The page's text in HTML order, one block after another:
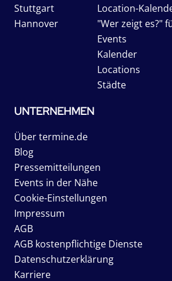
Stuttgart
Hannover
Location-
"Wer zeigt es?"
Events
Kalender
Locations
Städte
UNTERNEHMEN
Über termine.de
Blog
Pressemitteilungen
Events in der Nähe
Cookie-Einstellungen
Impressum
AGB
AGB kostenpflichtige Dienste
Datenschutzerklärung
Karriere